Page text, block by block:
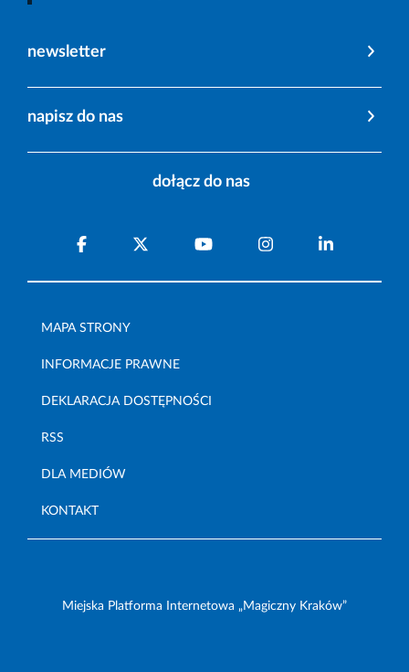
newsletter
napisz do nas
dołącz do nas
MAPA STRONY
INFORMACJE PRAWNE
DEKLARACJA DOSTĘPNOŚCI
RSS
DLA MEDIÓW
KONTAKT
Miejska Platforma Internetowa „Magiczny Kraków”